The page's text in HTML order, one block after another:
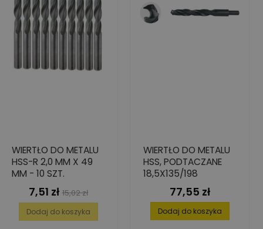
WIERTŁO DO METALU
HSS-R 2,0 MM X 49
MM - 10 SZT.
Cena
7,51 zł Cena
podstawowa
15,02 zł
Dodaj do koszyka
WIERTŁO DO METALU
HSS, PODTACZANE
18,5X135/198
Cena
77,55 zł
Dodaj do koszyka